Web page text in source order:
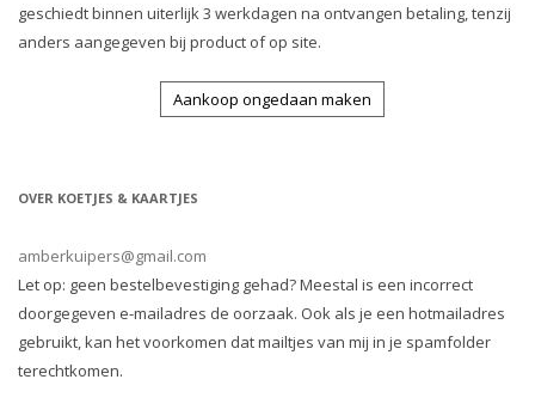
geschiedt binnen uiterlijk 3 werkdagen na ontvangen betaling, tenzij
anders aangegeven bij product of op site.
Aankoop ongedaan maken
OVER KOETJES & KAARTJES
amberkuipers@gmail.com
Let op: geen bestelbevestiging gehad? Meestal is een incorrect
doorgegeven e-mailadres de oorzaak. Ook als je een hotmailadres
gebruikt, kan het voorkomen dat mailtjes van mij in je spamfolder
terechtkomen.